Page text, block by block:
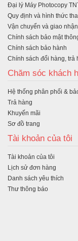
Đại lý Máy Photocopy
Quy định và hình thức
Vận chuyển và giao nhận
Chính sách bảo mật
Chính sách bảo hành
Chính sách đổi hàng, trả
Chăm sóc khách
Hệ thống phân phối &
Trả hàng
Khuyến mãi
Sơ đồ trang
Tài khoản của tôi
Tài khoản của tôi
Lịch sử đơn hàng
Danh sách yêu thích
Thư thông báo